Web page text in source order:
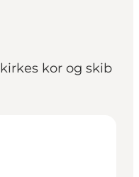
kor og skib